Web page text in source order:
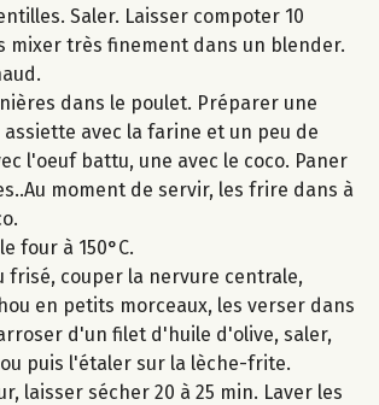
Saler. Laisser compoter 10
mixer très finement dans un blender.
dans le poulet. Préparer une
assiette avec la farine et un peu de
l'oeuf battu, une avec le coco. Paner
moment de servir, les frire dans à
four à 150°C.
frisé, couper la nervure centrale,
en petits morceaux, les verser dans
d'un filet d'huile d'olive, saler,
puis l'étaler sur la lèche-frite.
laisser sécher 20 à 25 min. Laver les